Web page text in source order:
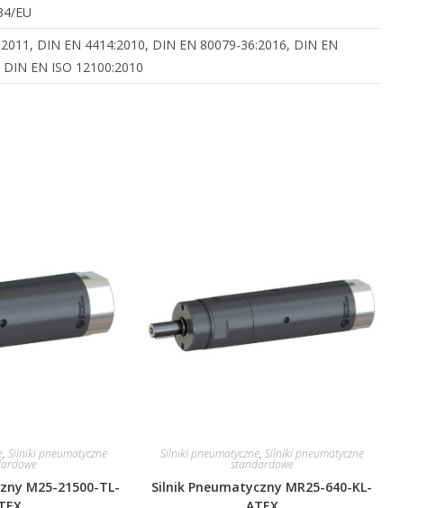
EU
DIN EN 4414:2010, DIN EN 80079-36:2016, DIN EN
EN ISO 12100:2010
,Silniki pneumatyczne
M25-21500-TL-
Silniki pneumatyczne, Silniki pneumatyczne
standardowe
Silnik Pneumatyczny MR25-640-KL-